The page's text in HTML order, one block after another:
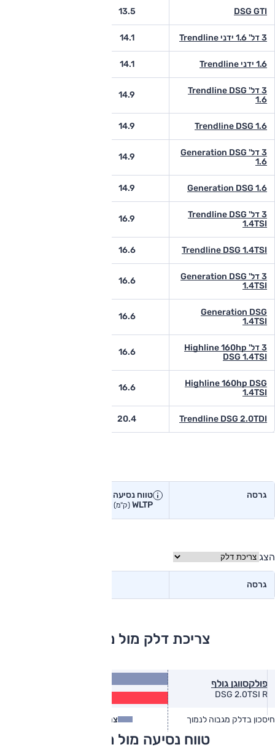
DSG GTI
13.5
3 דל' 1.6 ידני Trendline 14.1
1.6 ידני Trendline 14.1
3 דל' Trendline DSG
1.6
14.9
Trendline DSG 1.6
14.9
3 דל' Generation DSG
1.6
14.9
Generation DSG 1.6
14.9
3 דל' Trendline DSG
1.4TSI
16.9
Trendline DSG 1.4TSI
16.6
3 דל' Generation DSG
1.4TSI
16.6
Generation DSG
1.4TSI
16.6
3 דל' Highline 160hp
DSG 1.4TSI
16.6
Highline 160hp DSG
1.4TSI
16.6
Trendline DSG 2.0TDI
20.4
גרסה
טווח נסיעה יצרן
WLTP(ק"מ)
הצג
גרסה
צריכת דלק מול מתחרים
פולקסווגן גולף
DSG 2.0TSI R
חיסכון בדלק מגבוה לנמוך צריכת דלק
טווח נסיעה מול מתחרים